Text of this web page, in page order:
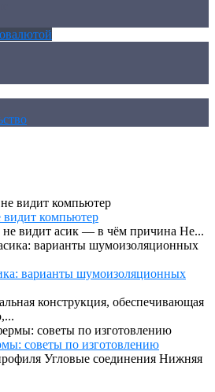
видит компьютер
видит асик — в чём причина Не...
варианты шумоизоляционных
конструкция, обеспечивающая
советы по изготовлению
Угловые соединения Нижняя